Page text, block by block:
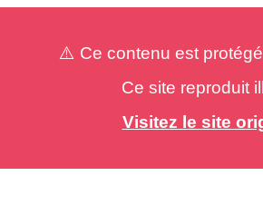
⚠️ Ce contenu est
Ce site reproduit
Visitez le site